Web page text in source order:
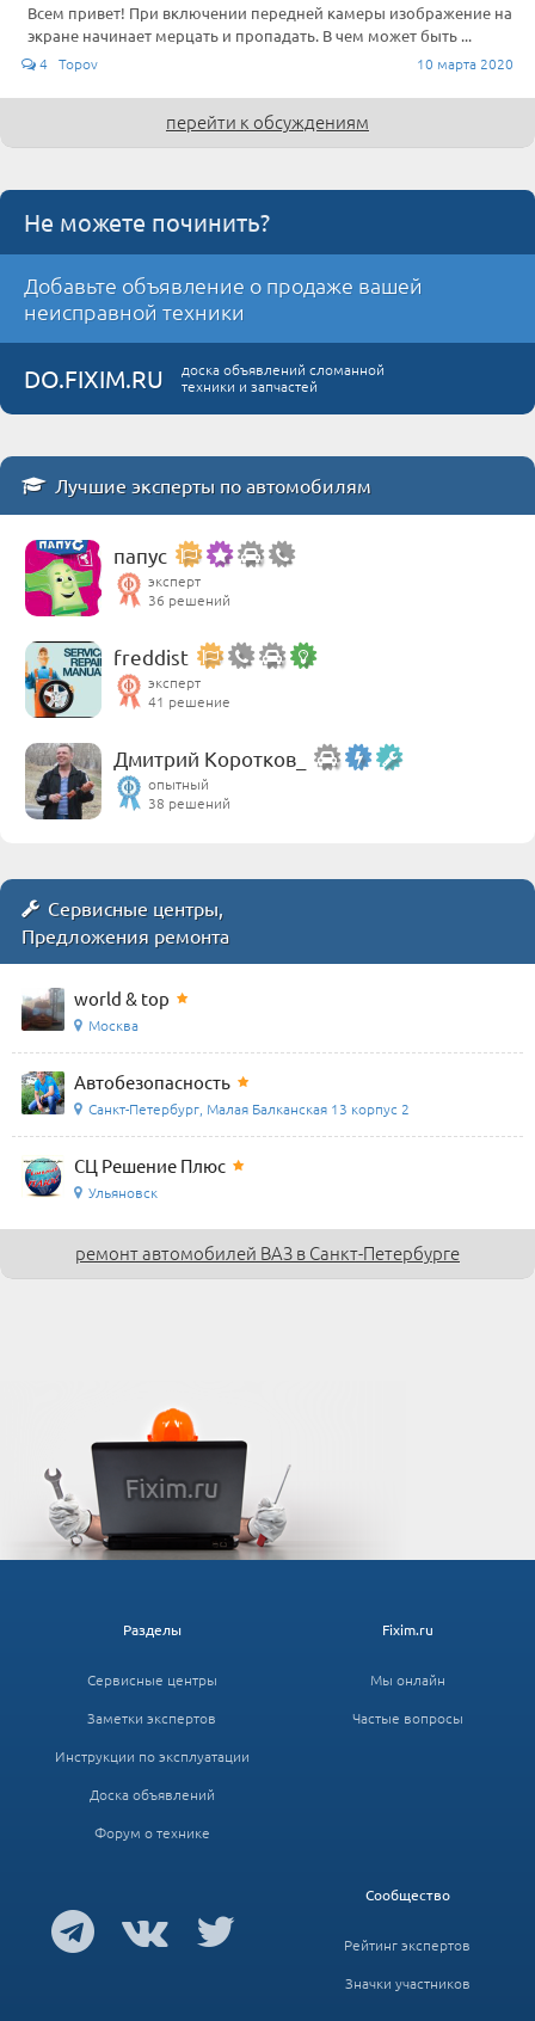
Всем привет! При включении передней камеры изображение на
экране начинает мерцать и пропадать. В чем может быть ...
4 Topov 10 марта 2020
перейти к обсуждениям
Не можете починить?
Добавьте объявление о продаже вашей
неисправной техники
DO.FIXIM.RU
доска объявлений сломанной
техники и запчастей
Лучшие эксперты по автомобилям
папус
эксперт
36 решений
freddist
эксперт
41 решение
Дмитрий Коротков_
опытный
38 решений
Сервисные центры,
Предложения ремонта
world & top
Москва
Автобезопасность
Санкт-Петербург, Малая Балканская 13 корпус 2
СЦ Решение Плюс
Ульяновск
ремонт автомобилей ВАЗ в Санкт-Петербурге
Fixim.ru
Мы онлайн
Частые вопросы
Разделы
Сервисные центры
Заметки экспертов
Инструкции по эксплуатации
Доска объявлений
Форум о технике
Сообщество
Рейтинг экспертов
Значки участников